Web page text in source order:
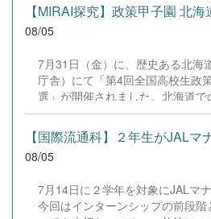
08/05
7月31日（金）に、歴史ある北海
庁舎）にて「第4回全国高校生政
選」が開催されました。北海道
開催となります。 本校からは、
学年主任｜」が出場しました。3
あたり、受験勉強や学校祭の準
中、全員で時間を作り出し、徹底
破し、本校チームは「設定テーマ
門」の両方で登壇・発表を行い
08/05
7月14日に２学年を対象にJALマ
今回はインターンシップの前段